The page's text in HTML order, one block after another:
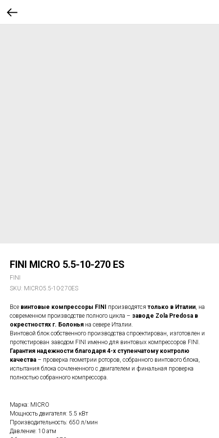
FINI MICRO 5.5-10-270 ES
FINI
SKU: MICRO5.5-10-270ES
Все винтовые компрессоры FINI производятся только в Италии, на
современном производстве полного цикла – заводе Zola Predosa в
окрестностях г. Болонья на севере Италии.
Винтовой блок собственного производства спроектирован, изготовлен и
протестирован заводом FINI именно для винтовых компрессоров FINI.
Гарантия надежности благодаря 4-х ступенчатому контролю
качества – проверка геометрии роторов, собранного винтового блока,
испытания блока сочлененного с двигателем и финальная проверка
полностью собранного компрессора.
Марка: MICRO
Мощность двигателя: 5.5 кВт
Производительность: 650 л/мин
Давление: 10 атм